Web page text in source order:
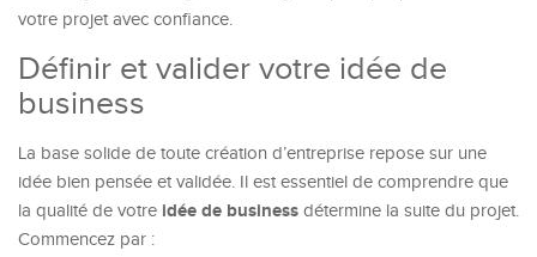
votre projet avec confiance.
Définir et valider votre idée de
business
La base solide de toute création d’entreprise repose sur une
idée bien pensée et validée. Il est essentiel de comprendre que
la qualité de votre idée de business détermine la suite du projet.
Commencez par :